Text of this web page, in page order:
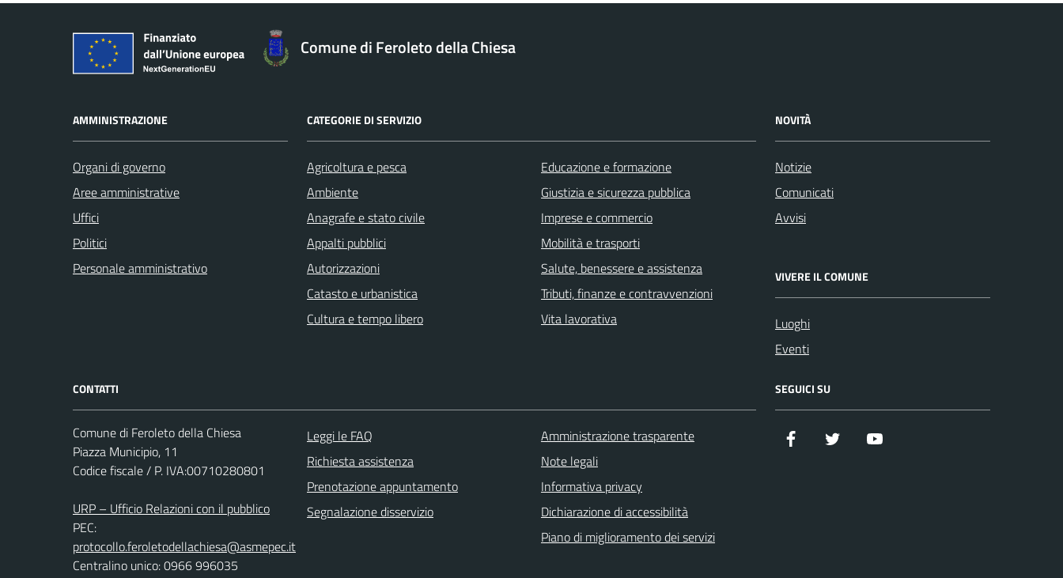
Comune di Feroleto della Chiesa
AMMINISTRAZIONE
Organi di governo
Aree amministrative
Uffici
Politici
Personale amministrativo
CATEGORIE DI SERVIZIO
Agricoltura e pesca
Ambiente
Anagrafe e stato civile
Appalti pubblici
Autorizzazioni
Catasto e urbanistica
Cultura e tempo libero
Educazione e formazione
Giustizia e sicurezza pubblica
Imprese e commercio
Mobilità e trasporti
Salute, benessere e assistenza
Tributi, finanze e contravvenzioni
Vita lavorativa
NOVITÀ
Notizie
Comunicati
Avvisi
VIVERE IL COMUNE
Luoghi
Eventi
CONTATTI
Comune di Feroleto della Chiesa
Piazza Municipio, 11
Codice fiscale / P. IVA:00710280801
URP – Ufficio Relazioni con il pubblico
PEC:
protocollo.feroletodellachiesa@asmepec.it
Centralino unico: 0966 996035
Leggi le FAQ
Richiesta assistenza
Prenotazione appuntamento
Segnalazione disservizio
Amministrazione trasparente
Note legali
Informativa privacy
Dichiarazione di accessibilità
Piano di miglioramento dei servizi
SEGUICI SU
Facebook Twitter